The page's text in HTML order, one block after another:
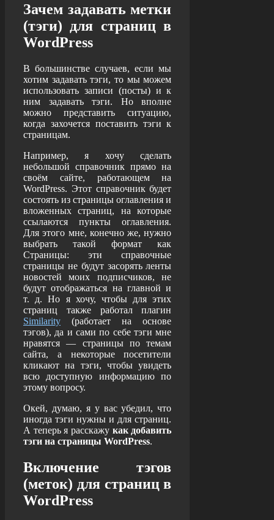
Зачем задавать метки
(тэги) для страниц в
WordPress
В большинстве случаев, если мы
хотим задавать тэги, то мы можем
использовать записи (посты) и к
ним задавать тэги. Но вполне
можно представить ситуацию,
когда захочется поставить тэги к
страницам.
Например, я хочу сделать
небольшой справочник прямо на
своём сайте, работающем на
WordPress. Этот справочник будет
состоять из страницы оглавления и
вложенных страниц, на которые
ссылаются пункты оглавления.
Для этого мне, конечно же, нужно
выбрать такой формат как
Страницы: эти справочные
страницы не будут засорять ленты
новостей моих подписчиков, не
будут отображаться на главной и
т. д. Но я хочу, чтобы для этих
страниц также работал плагин
Similarity (работает на основе
тэгов), да и сами по себе тэги мне
нравятся — страницы по темам
сайта, а некоторые посетители
кликают на тэги, чтобы увидеть
всю доступную информацию по
этому вопросу.
Окей, думаю, я у вас убедил, что
иногда тэги нужны и для страниц.
А теперь я расскажу как добавить
тэги на страницы WordPress.
Включение тэгов
(меток) для страниц в
WordPress